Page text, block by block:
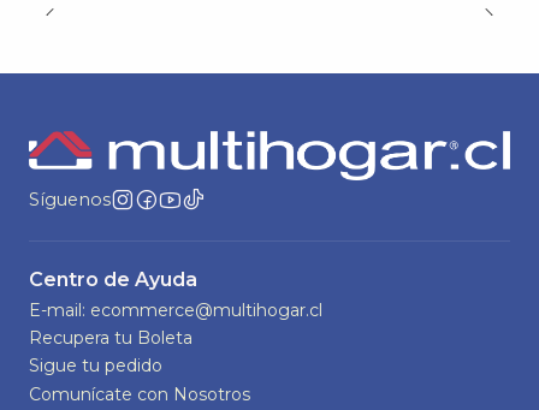
Síguenos
Centro de Ayuda
E-mail: ecommerce@multihogar.cl
Recupera tu Boleta
Sigue tu pedido
Comunícate con Nosotros